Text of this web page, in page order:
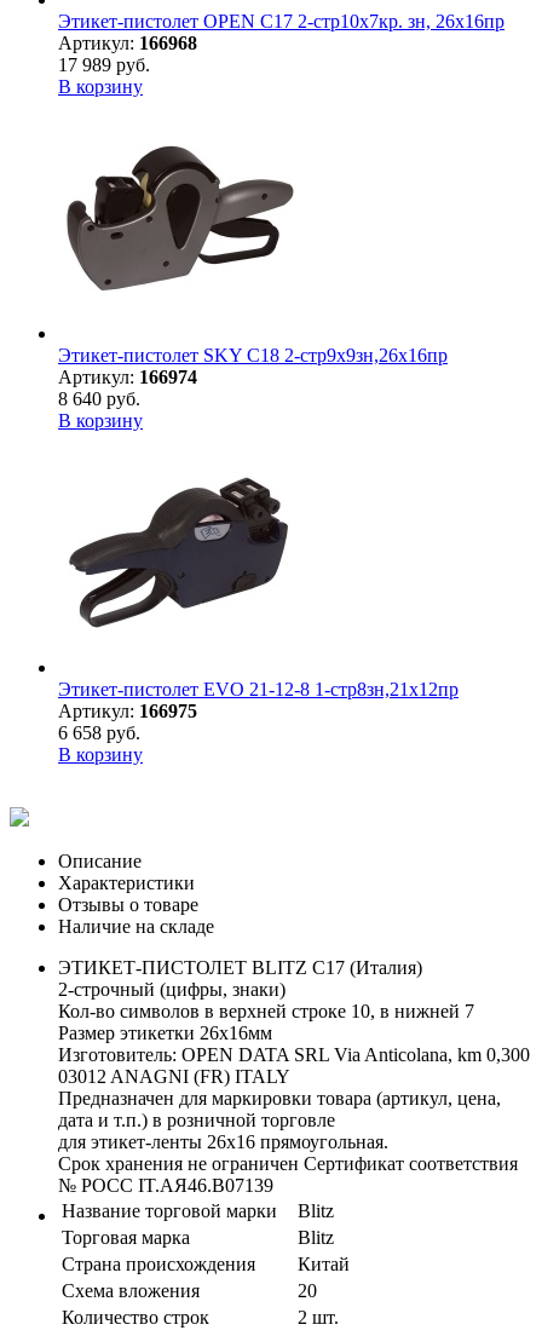
Этикет-пистолет OPEN С17 2-стр10х7кр. зн, 26х16пр
Артикул: 166968
17 989 руб.
В корзину
Этикет-пистолет SKY С18 2-стр9х9зн,26х16пр
Артикул: 166974
8 640 руб.
В корзину
Этикет-пистолет EVO 21-12-8 1-стр8зн,21х12пр
Артикул: 166975
6 658 руб.
В корзину
Описание
Характеристики
Отзывы о товаре
Наличие на складе
ЭТИКЕТ-ПИСТОЛЕТ BLITZ C17 (Италия)
2-строчный (цифры, знаки)
Кол-во символов в верхней строке 10, в нижней 7
Размер этикетки 26х16мм
Изготовитель: OPEN DATA SRL Via Anticolana, km 0,300
03012 ANAGNI (FR) ITALY
Предназначен для маркировки товара (артикул, цена,
дата и т.п.) в розничной торговле
для этикет-ленты 26х16 прямоугольная.
Срок хранения не ограничен Сертификат соответствия
№ POCC IT.АЯ46.B07139
Название торговой марки
Blitz
Торговая марка
Blitz
Страна происхождения
Китай
Схема вложения
20
Количество строк
2 шт.